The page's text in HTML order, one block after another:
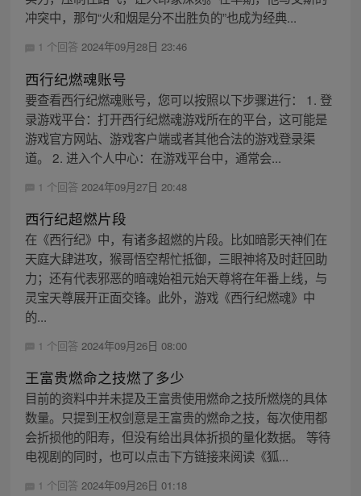
冲突中，那句“火和烟是分不出胜负的”也成为经典...
1 个回答 2024年09月28日 23:46
西行纪燃魂账号
要查看西行纪燃魂账号，您可以按照以下步骤进行： 1. 登
录游戏平台：打开西行纪燃魂游戏所在的平台，这可能是
游戏官方网站、游戏客户端或者其他合法的游戏登录渠
道。 2. 进入个人中心：在游戏平台中，通常会...
1 个回答 2024年09月27日 20:48
西行纪超燃片段
在《西行纪》中，有诸多超燃的片段。比如暗影天神们在
天庭大肆进攻，猴哥悟空帮忙抵御，三眼神将及时赶回助
力；还有代表邪恶的暗魂始祖元始天尊将在年番上线，与
灵宝天尊展开正面交锋。此外，游戏《西行纪燃魂》中
的...
1 个回答 2024年09月26日 08:00
王富贵燃命之技燃了多少
目前的资料中并未提及王富贵使用燃命之技所燃烧的具体
数量。只提到王权剑意是王富贵的燃命之技，每次使用都
会折损他的阳寿，但没有给出具体折损的量化数据。 等待
电视剧的同时，也可以点击下方链接来阅读《狐...
1 个回答 2024年09月26日 01:18